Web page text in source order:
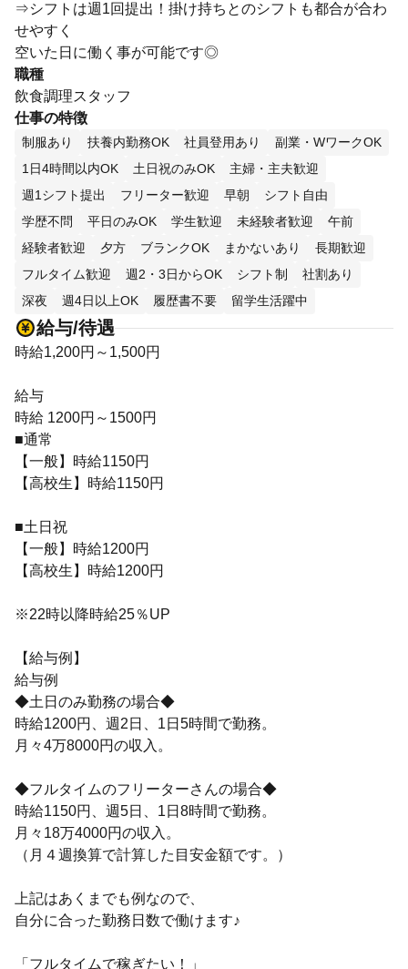
⇒シフトは週1回提出！掛け持ちとのシフトも都合が合わ
せやすく
空いた日に働く事が可能です◎
職種
飲食調理スタッフ
仕事の特徴
制服あり 扶養内勤務OK 社員登用あり
副業・WワークOK
1日4時間以内OK
土日祝のみOK
主婦・主夫歓迎
週1シフト提出
フリーター歓迎 早朝
シフト自由
学歴不問
平日のみOK 学生歓迎 未経験者歓迎
午前
経験者歓迎
夕方 ブランクOK まかないあり
長期歓迎
フルタイム歓迎
週2・3日からOK シフト制
社割あり
深夜
週4日以上OK 履歴書不要 留学生活躍中
給与/待遇
時給1,200円～1,500円
給与
時給 1200円～1500円
■通常
【一般】時給1150円
【高校生】時給1150円
■土日祝
【一般】時給1200円
【高校生】時給1200円
※22時以降時給25％UP
【給与例】
給与例
◆土日のみ勤務の場合◆
時給1200円、週2日、1日5時間で勤務。
月々4万8000円の収入。
◆フルタイムのフリーターさんの場合◆
時給1150円、週5日、1日8時間で勤務。
月々18万4000円の収入。
（月４週換算で計算した目安金額です。）
上記はあくまでも例なので、
自分に合った勤務日数で働けます♪
「フルタイムで稼ぎたい！」